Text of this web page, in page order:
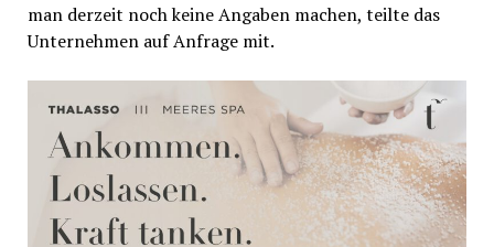
man derzeit noch keine Angaben machen, teilte das
Unternehmen auf Anfrage mit.